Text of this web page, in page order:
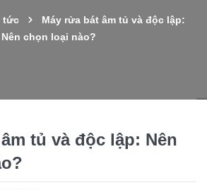
tức
Máy rửa bát âm tủ và độc lập:
Nên chọn loại nào?
tủ và độc lập: Nên